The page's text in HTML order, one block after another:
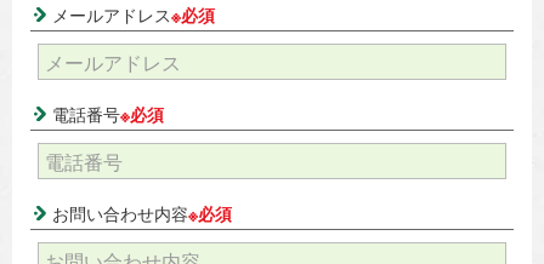
メールアドレス※必須
電話番号※必須
お問い合わせ内容※必須